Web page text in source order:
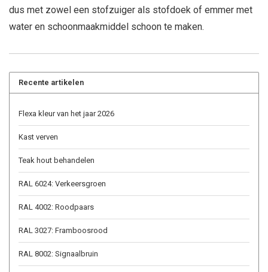
dus met zowel een stofzuiger als stofdoek of emmer met
water en schoonmaakmiddel schoon te maken.
Recente artikelen
Flexa kleur van het jaar 2026
Kast verven
Teak hout behandelen
RAL 6024: Verkeersgroen
RAL 4002: Roodpaars
RAL 3027: Framboosrood
RAL 8002: Signaalbruin